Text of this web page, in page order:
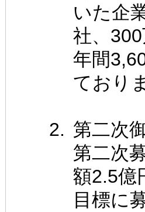
いた企
社、
年間
ており
第二次
第二次
額2.5億
目標に